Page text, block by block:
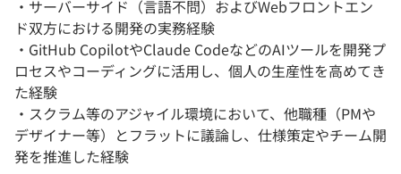
・サーバーサイド（言語不問）およびWebフロントエン
ド双方における開発の実務経験
・GitHub CopilotやClaude CodeなどのAIツールを開発プ
ロセスやコーディングに活用し、個人の生産性を高めてき
た経験
・スクラム等のアジャイル環境において、他職種（PMや
デザイナー等）とフラットに議論し、仕様策定やチーム開
発を推進した経験